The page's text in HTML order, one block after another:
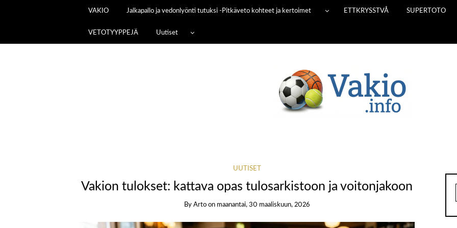
VAKIO Jalkapallo ja vedonlyönti tutuksi -Pitkäveto kohteet ja kertoimet ETTKRYSSTVÅ SUPERTOTO
VETOTYYPPEJÄ Uutiset
UUTISET
Vakion tulokset: kattava opas tulosarkistoon ja voitonjakoon
ByArto on maanantai, 30 maaliskuun, 2026